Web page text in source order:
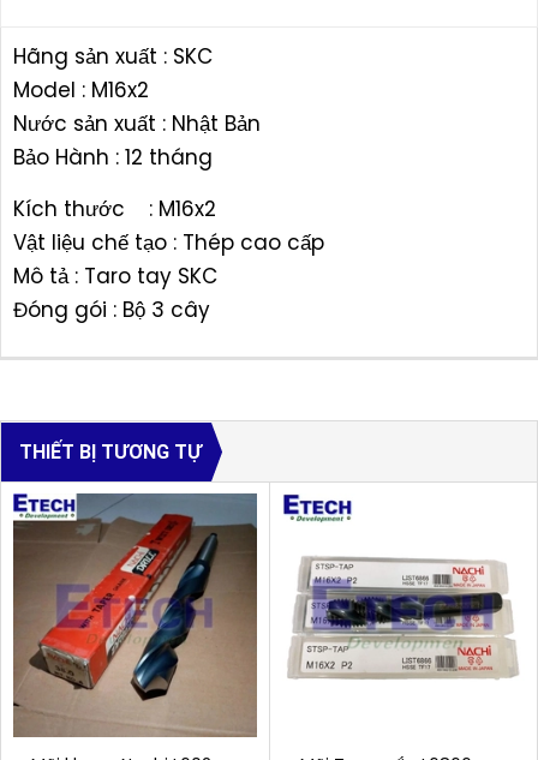
Hãng sản xuất : SKC
Model : M16x2
Nước sản xuất : Nhật Bản
Bảo Hành : 12 tháng
Kích thước : M16x2
Vật liệu chế tạo : Thép cao cấp
Mô tả : Taro tay SKC
Đóng gói : Bộ 3 cây
THIẾT BỊ TƯƠNG TỰ